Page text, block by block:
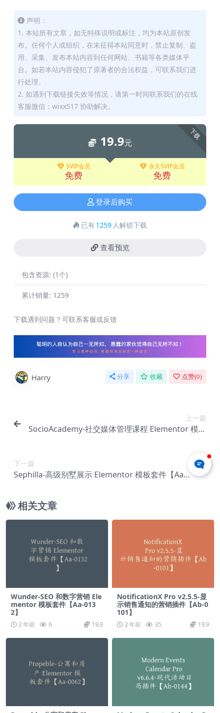
声明：
1. 本站所有文章，如无特殊说明或标注，均为本站原创发
布。任何个人或组织，在未征得本站同意时，禁止复制、盗
用、采集、发布本站内容到任何网站、书籍等各类媒体平
台。如若本站内容侵犯了原著者的合法权益，可联系我们进
行处理。
2. 如遇到下载链接失效等情况，请第一时间联系我们的在线
客服微信：wixx517 协助解决。
下载
19.9元
SVIP会员
免费
永久SVIP会员
免费
登录后购买
已有1259 人解锁下载
查看预览
包含资源: (1个)
累计销量: 1259
下载遇到问题？可联系客服或反馈
Harry 分享 收藏 点赞(0)
上一篇
SocioAcademy-社交媒体管理课程 Elementor 模板
下一篇
Sephilla-高级别墅展示 Elementor 模板套件【Aa-0
相关文章
Wunder-SEO 和数字营销 Ele
mentor 模板套件【Aa-013
2】
2 年前 6 19.9
NotificationX Pro v2.5.5-显
示销售通知的营销插件【Ab-0
101】
2 年前 35 19.9